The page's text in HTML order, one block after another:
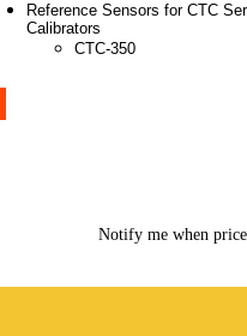
Reference Sensors for CTC
Calibrators
CTC-350
Notify me when